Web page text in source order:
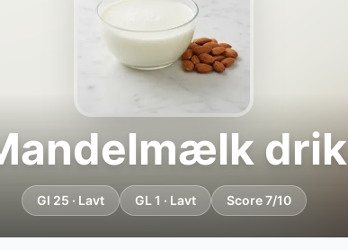
drik
GI 25 · Lavt GL 1 · Lavt Score 7/10